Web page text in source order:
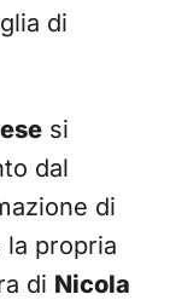
di
si
dal
di
la propria
di Nicola